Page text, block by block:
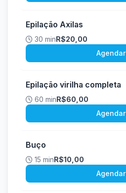
Epilação Axilas
30 minR$20,00
Agendar
Epilação virilha completa
60 minR$60,00
Agendar
Buço
15 minR$10,00
Agendar